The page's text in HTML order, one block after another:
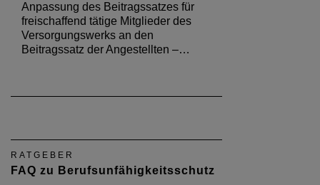
Anpassung des Beitragssatzes für
freischaffend tätige Mitglieder des
Versorgungswerks an den
Beitragssatz der Angestellten –…
RATGEBER
FAQ zu Berufsunfähigkeitsschutz